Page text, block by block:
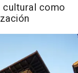
cultural como